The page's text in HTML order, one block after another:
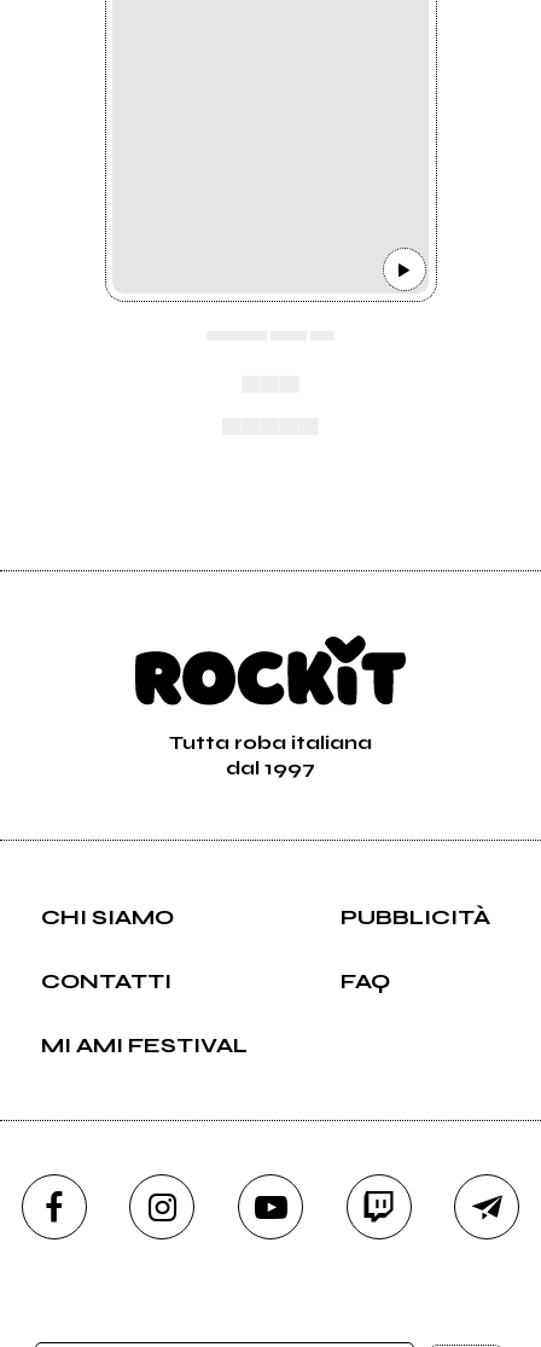
Tutta roba italiana
dal 1997
CHI SIAMO PUBBLICITÀ
CONTATTI FAQ
MI AMI FESTIVAL